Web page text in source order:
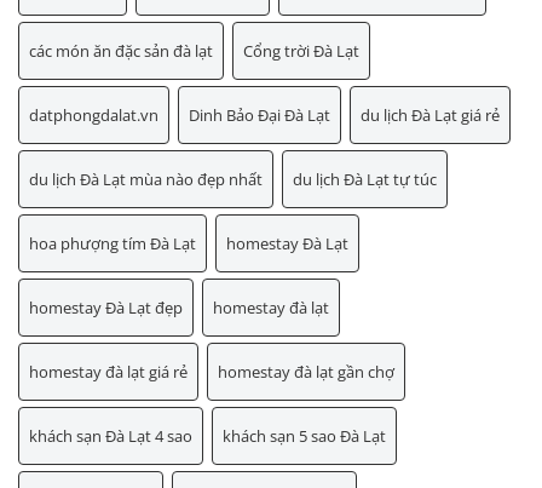
các món ăn đặc sản đà lạt Cổng trời Đà Lạt
datphongdalat.vn Dinh Bảo Đại Đà Lạt du lịch Đà Lạt giá rẻ
du lịch Đà Lạt mùa nào đẹp nhất du lịch Đà Lạt tự túc
hoa phượng tím Đà Lạt homestay Đà Lạt
homestay Đà Lạt đẹp homestay đà lạt
homestay đà lạt giá rẻ homestay đà lạt gần chợ
khách sạn Đà Lạt 4 sao khách sạn 5 sao Đà Lạt